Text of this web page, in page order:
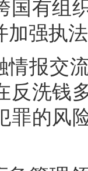
国有组
加强执
情报交
反洗钱
罪的风